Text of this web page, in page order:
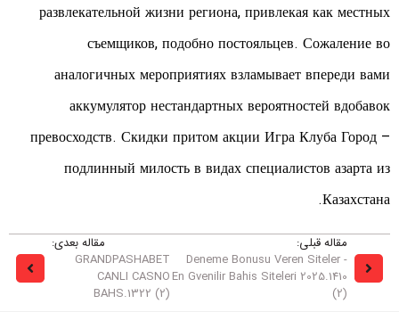
развлекательной жизни региона, привлекая как местных
съемщиков, подобно постояльцев. Сожаление во
аналогичных мероприятиях взламывает впереди вами
аккумулятор нестандартных вероятностей вдобавок
превосходств. Скидки притом акции Игра Клуба Город –
подлинный милость в видах специалистов азарта из
Казахстана.
مقاله قبلی:
Deneme Bonusu Veren Siteler -
En Gvenilir Bahis Siteleri 2025.1410
(2)
مقاله بعدی:
GRANDPASHABET
CANLI CASNO
BAHS.1322 (2)